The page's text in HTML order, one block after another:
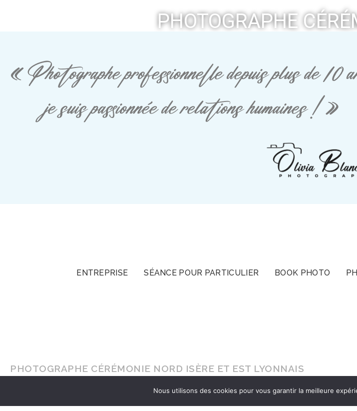
PHOTOGRAPHE
« Photographe professionnelle depuis plus de 10
je suis passionnée de relations humaines ! »
ENTREPRISE SÉANCE POUR PARTICULIER BOOK PHOTO
PHOTOGRAPHE CÉRÉMONIE NORD ISÈRE ET EST LYONNAIS
, faites-vous le cadeau d’être
Nous utilisons des cookies pour vous garantir la meilleure